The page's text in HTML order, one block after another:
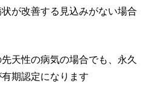
が改善する見込みがない場合
天性の病気の場合でも、永久
期認定になります